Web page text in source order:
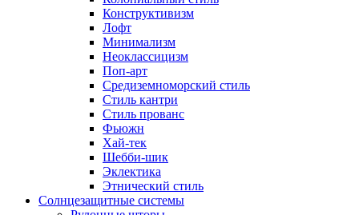
Конструктивизм
Лофт
Минимализм
Неоклассицизм
Поп-арт
Средиземноморский стиль
Стиль кантри
Стиль прованс
Фьюжн
Хай-тек
Шебби-шик
Эклектика
Этнический стиль
Солнцезащитные системы